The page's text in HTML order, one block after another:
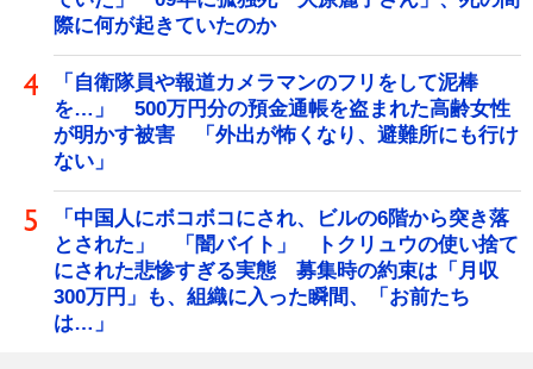
際に何が起きていたのか
「自衛隊員や報道カメラマンのフリをして泥棒
を…」 500万円分の預金通帳を盗まれた高齢女性
が明かす被害 「外出が怖くなり、避難所にも行け
ない」
「中国人にボコボコにされ、ビルの6階から突き落
とされた」 「闇バイト」 トクリュウの使い捨て
にされた悲惨すぎる実態 募集時の約束は「月収
300万円」も、組織に入った瞬間、「お前たち
は…」